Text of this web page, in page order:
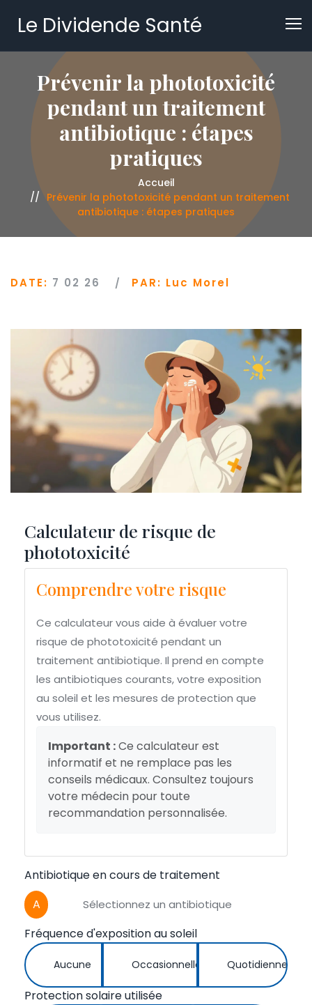
Le Dividende Santé
Prévenir la phototoxicité
pendant un traitement
antibiotique : étapes
pratiques
Accueil
Prévenir la phototoxicité pendant un traitement
antibiotique : étapes pratiques
DATE: 7 02 26 PAR: Luc Morel
Calculateur de risque de
phototoxicité
Comprendre votre risque
Ce calculateur vous aide à évaluer votre
risque de phototoxicité pendant un
traitement antibiotique. Il prend en compte
les antibiotiques courants, votre exposition
au soleil et les mesures de protection que
vous utilisez.
Important :Ce calculateur est
informatif et ne remplace pas les
conseils médicaux. Consultez toujours
votre médecin pour toute
recommandation personnalisée.
Antibiotique en cours de traitement
A
Fréquence d'exposition au soleil
Aucune Occasionnelle Quotidienne
Protection solaire utilisée